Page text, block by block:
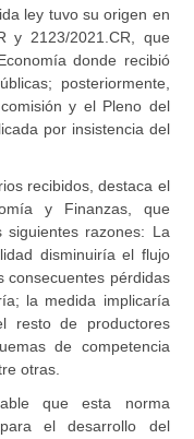
ley tuvo su origen en
y 2123/2021.CR, que
donde recibió
posteriormente,
y el Pleno del
por insistencia del
recibidos, destaca el
y Finanzas, que
razones: La
disminuiría el flujo
consecuentes pérdidas
la medida implicaría
resto de productores
de competencia
otras.
que esta norma
el desarrollo del